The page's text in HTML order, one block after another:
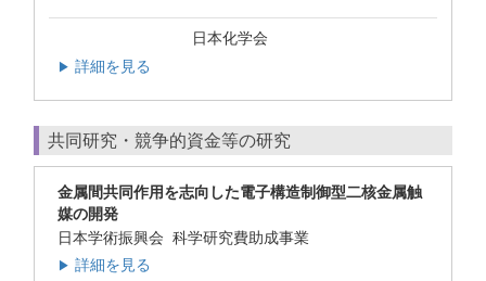
日本化学会
▶ 詳細を見る
共同研究・競争的資金等の研究
金属間共同作用を志向した電子構造制御型二核金属触
媒の開発
日本学術振興会 科学研究費助成事業
▶ 詳細を見る